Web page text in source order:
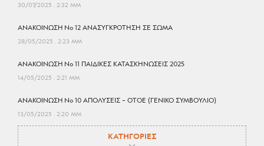
30/07/2025 2:32 ΜΜ
ΑΝΑΚΟΙΝΩΣΗ No 12 ΑΝΑΣΥΓΚΡΟΤΗΣΗ ΣΕ ΣΩΜΑ
28/05/2025 2:23 ΜΜ
ΑΝΑΚΟΙΝΩΣΗ No 11 ΠΑΙΔΙΚΕΣ ΚΑΤΑΣΚΗΝΩΣΕΙΣ 2025
14/05/2025 2:21 ΜΜ
ΑΝΑΚΟΙΝΩΣΗ No 10 ΑΠΟΛΥΣΕΙΣ – ΟΤΟΕ (ΓΕΝΙΚΟ ΣΥΜΒΟΥΛΙΟ)
13/05/2025 2:20 ΜΜ
ΚΑΤΗΓΟΡΙΕΣ